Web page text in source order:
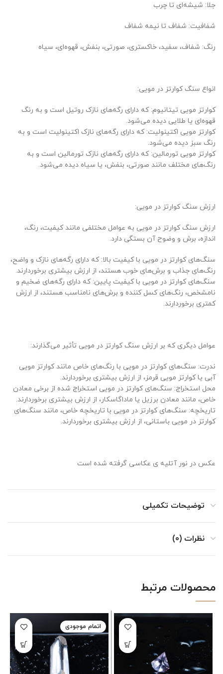
جلا: شیشه‌ای تا چرب
شفافیت: شفاف تا نیمه شفاف
رنگ: شفاف، سفید، خاکستری، صورتی، بنفش، قهوه‌ای، سیاه
انواع سنگ کوارتز در مویی:
کوارتز مویی تیتانیوم: که دارای رگه‌های نازک روتیل است و به رنگ
قهوه‌ای یا طلایی دیده می‌شود.
کوارتز مویی اکتینولیت: که دارای رگه‌های نازک اکتینولیت است و به
رنگ سبز دیده می‌شود.
کوارتز مویی تورمالین: که دارای رگه‌های نازک تورمالین است و به
رنگ‌های مختلف مانند صورتی، بنفش، یا سیاه دیده می‌شود.
ارزش سنگ کوارتز در مویی:
ارزش سنگ کوارتز در مویی به عوامل مختلفی مانند کیفیت، رنگ،
اندازه، برش و وضوح آن بستگی دارد.
سنگ‌های کوارتز در مویی با کیفیت بالا: که دارای رگه‌های نازک و واضح،
رنگ‌های جذاب و برش‌های خوب هستند، از ارزش بیشتری برخوردارند.
سنگ‌های کوارتز در مویی با کیفیت پایین: که دارای رگه‌های ضخیم و
نامشخص، رنگ‌های کسل کننده و برش‌های نامناسب هستند، از ارزش
کمتری برخوردارند.
عوامل دیگری که بر ارزش سنگ کوارتز در مویی تأثیر می‌گذارند:
ندرت: سنگ‌های کوارتز در مویی با رنگ‌های خاص مانند کوارتز مویی
آبی یا کوارتز مویی قرمز، از ارزش بیشتری برخوردارند.
محل استخراج: سنگ‌های کوارتز در مویی استخراج شده از برخی معادن
خاص، مانند معادن برزیل یا ماداگاسکار، از ارزش بیشتری برخوردارند.
تاریخچه: سنگ‌های کوارتز در مویی با تاریخچه خاص، مانند سنگ‌های
کوارتز در مویی باستانی، از ارزش بیشتری برخوردارند.
عکس در نور آتلیه ی عکاسی گرفته شده است
توضیحات تکمیلی
نظرات (0)
محصولات مرتبط
اتمام موجودی